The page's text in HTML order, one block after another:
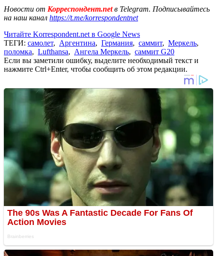
Новости от Корреспондент.netв Telegram. Подписывайтесь
на наш канал https://t.me/korrespondentnet
Читайте Korrespondent.net в Google News
ТЕГИ: самолет, Аргентина, Германия, саммит, Меркель,
поломка, Lufthansa, Ангела Меркель, саммит G20
Если вы заметили ошибку, выделите необходимый текст и
нажмите Ctrl+Enter, чтобы сообщить об этом редакции.